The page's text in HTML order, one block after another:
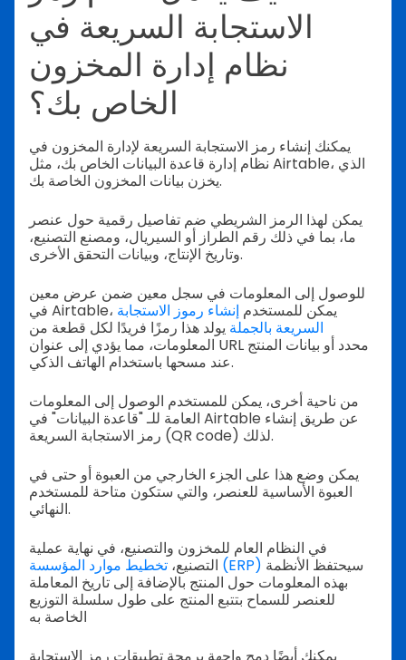
الاستجابة السريعة في
نظام إدارة المخزون
الخاص بك؟
يمكنك إنشاء رمز الاستجابة السريعة لإدارة المخزون في
نظام إدارة قاعدة البيانات الخاص بك، مثل Airtable، الذي
يخزن بيانات المخزون الخاصة بك.
يمكن لهذا الرمز الشريطي ضم تفاصيل رقمية حول عنصر
ما، بما في ذلك رقم الطراز أو السيريال، ومصنع التصنيع،
وتاريخ الإنتاج، وبيانات التحقق الأخرى.
للوصول إلى المعلومات في سجل معين ضمن عرض معين
في Airtable، يمكن للمستخدم إنشاء رموز الاستجابة
السريعة بالجملة يولد هذا رمزًا فريدًا لكل قطعة من
المعلومات، مما يؤدي إلى عنوان URL محدد أو بيانات المنتج
عند مسحها باستخدام الهاتف الذكي.
من ناحية أخرى، يمكن للمستخدم الوصول إلى المعلومات
العامة للـ "قاعدة البيانات" في Airtable عن طريق إنشاء
رمز الاستجابة السريعة (QR code) لذلك.
يمكن وضع هذا على الجزء الخارجي من العبوة أو حتى في
العبوة الأساسية للعنصر، والتي ستكون متاحة للمستخدم
النهائي.
في النظام العام للمخزون والتصنيع، في نهاية عملية
التصنيع، تخطيط موارد المؤسسة (ERP)
بهذه المعلومات حول المنتج بالإضافة إلى تاريخ المعاملة
للعنصر للسماح بتتبع المنتج على طول سلسلة التوزيع
الخاصة به